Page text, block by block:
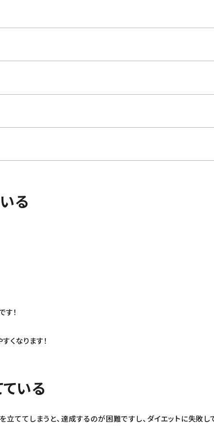
る
！
くなります！
いる
ててしまうと、達成するのが困難ですし、ダイエットに失敗し